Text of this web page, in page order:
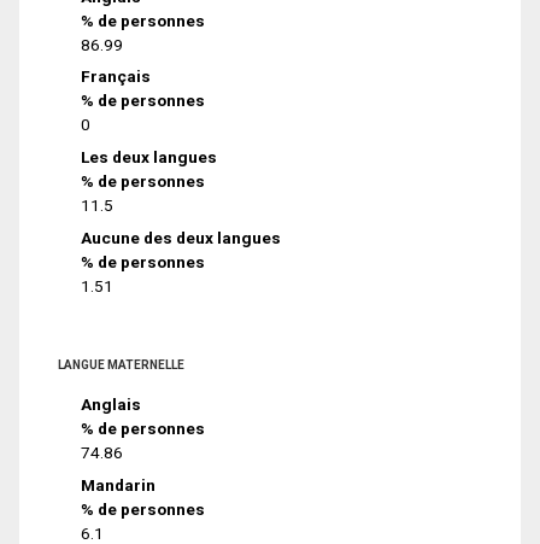
% de personnes
86.99
Français
% de personnes
0
Les deux langues
% de personnes
11.5
Aucune des deux langues
% de personnes
1.51
LANGUE MATERNELLE
Anglais
% de personnes
74.86
Mandarin
% de personnes
6.1